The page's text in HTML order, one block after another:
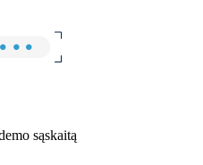
sąskaitą